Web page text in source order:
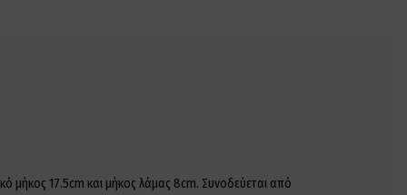
μήκος 17.5cm και μήκος λάμας 8cm. Συνοδεύεται από